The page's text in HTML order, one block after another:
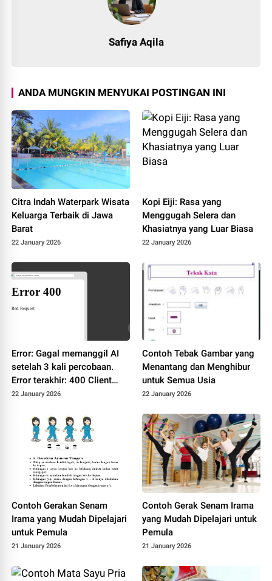
Safiya Aqila
ANDA MUNGKIN MENYUKAI POSTINGAN INI
Citra Indah Waterpark Wisata
Keluarga Terbaik di Jawa
Barat
22 January 2026
Kopi Eiji: Rasa yang
Menggugah Selera dan
Khasiatnya yang Luar Biasa
22 January 2026
Error: Gagal memanggil AI
setelah 3 kali percobaan.
Error terakhir: 400 Client
Error: Bad Request for url:
intl.aliyuncs.com/compatibl
mode/v1/chat/completions
22 January 2026
Contoh Tebak Gambar yang
Menantang dan Menghibur
untuk Semua Usia
22 January 2026
Contoh Gerakan Senam
Irama yang Mudah Dipelajari
untuk Pemula
21 January 2026
Contoh Gerak Senam Irama
yang Mudah Dipelajari untuk
Pemula
21 January 2026